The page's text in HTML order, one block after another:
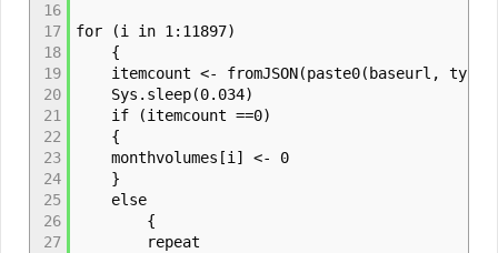
16
17
18
19
20
21
22
23
24
25
26
27
for (i in 1:11897)
{
itemcount <- fromJSON(paste0(baseurl,
Sys.sleep(0.034)
if (itemcount ==0)
{
monthvolumes[i] <- 0
}
else
{
repeat